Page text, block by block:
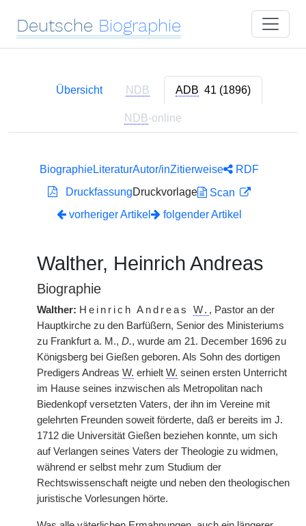
Deutsche Biographie
Übersicht NDB ADB 41 (1896)
NDB-online
BiographieLiteraturAutor/inZitierweise
RDF
DruckfassungDruckvorlage
Scan
vorheriger Artikel
folgender Artikel
Walther, Heinrich Andreas
Biographie
Walther: Heinrich Andreas W. , Pastor an der
Hauptkirche zu den Barfüßern, Senior des Ministeriums
zu Frankfurt a. M., D., wurde am 21. December 1696 zu
Königsberg bei Gießen geboren. Als Sohn des dortigen
Predigers Andreas W. erhielt W. seinen ersten Unterricht
im Hause seines inzwischen als Metropolitan nach
Biedenkopf versetzten Vaters, der ihn im Vereine mit
gelehrten Freunden soweit förderte, daß er bereits im J.
1712 die Universität Gießen beziehen konnte, um sich
auf Verlangen seines Vaters der Theologie zu widmen,
während er selbst mehr zum Studium der
Rechtswissenschaft neigte und neben den theologischen
juristische Vorlesungen hörte.